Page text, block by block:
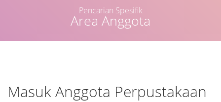
Area Anggota
Pencarian Spesifik
Masuk Anggota Perpustakaan